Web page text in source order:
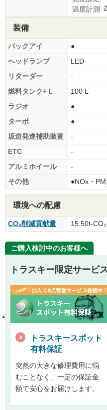
温度計測
装備
バックアイ
●
ヘッドランプ
LED
リターダー
-
燃料タンク+Ｌ
100 L
ラジオ
●
ターボ
●
坂道発進補助装置
-
ETC
-
アルミホイール
-
その他
●NOx・
環境への配慮
CO₂削減貢献量 15.50t-CO₂
ご購入検討中のお客様へ
トラスキー限定サービ
トラスキースポット
有料保証
突然の大きな修理費用に悩
むことなく、一定の保証金
額で安心をお届けします。